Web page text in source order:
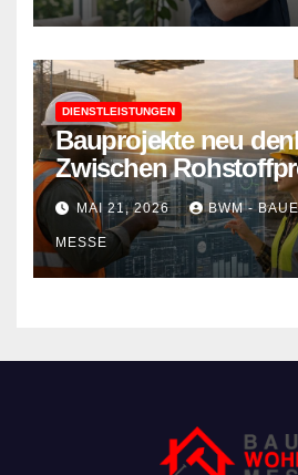
DIENSTLEISTUNGEN
Bauprojekte neu
Zwischen
rechtlichen Hürden
behalten
MAI 21, 2026 BWM -
MESSE